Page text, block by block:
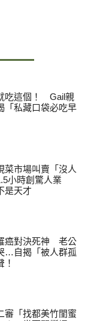
吃這個！ Gail親
私藏口袋必吃早
菜市場叫賣「沒人
小時創驚人業
是天才
癌對決死神 老公
…自揭「被人群孤
！
審「找都美竹閨蜜